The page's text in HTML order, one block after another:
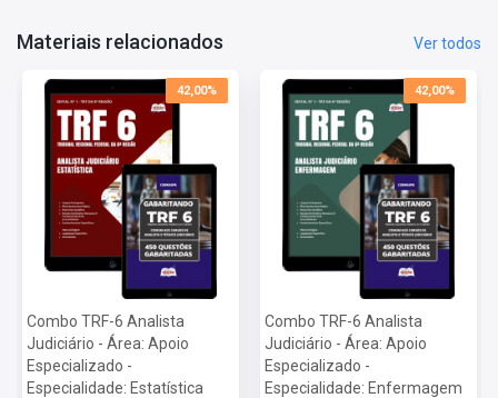
Organizadora:Cebraspe
Materiais relacionados Ver todos
42,00%
Combo TRF-6 Analista
Judiciário - Área: Apoio
Especializado -
Especialidade: Estatística
42,00%
Combo TRF-6 Analista
Judiciário - Área: Apoio
Especializado -
Especialidade: Enfermagem